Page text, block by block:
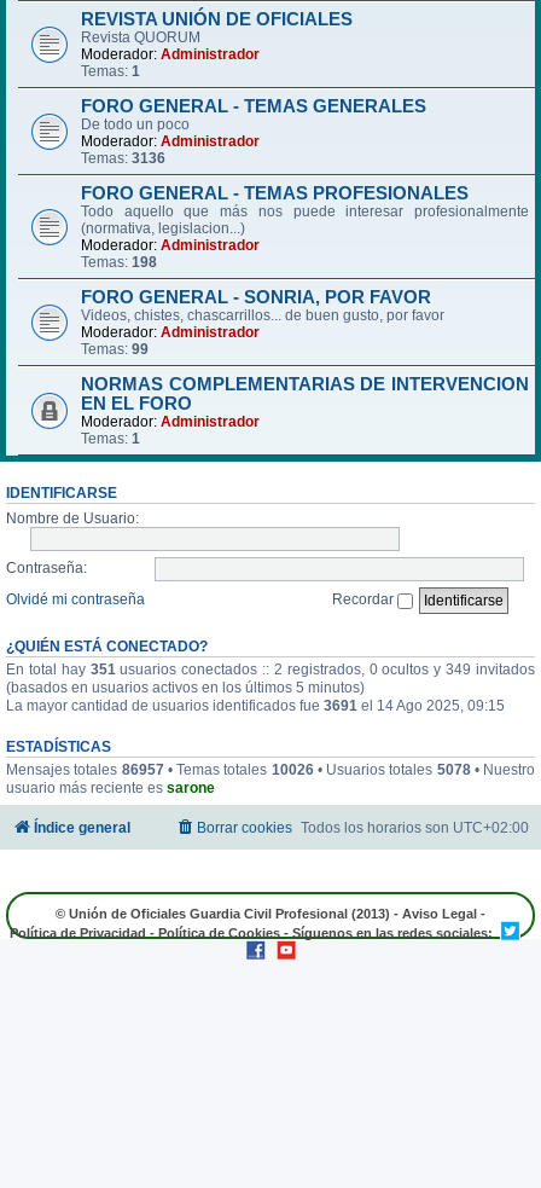
REVISTA UNIÓN DE OFICIALES
Revista QUORUM
Moderador: Administrador
Temas: 1
FORO GENERAL - TEMAS GENERALES
De todo un poco
Moderador: Administrador
Temas: 3136
FORO GENERAL - TEMAS PROFESIONALES
Todo aquello que más nos puede interesar profesionalmente
(normativa, legislacion...)
Moderador: Administrador
Temas: 198
FORO GENERAL - SONRIA, POR FAVOR
Videos, chistes, chascarrillos... de buen gusto, por favor
Moderador: Administrador
Temas: 99
NORMAS COMPLEMENTARIAS DE INTERVENCION
EN EL FORO
Moderador: Administrador
Temas: 1
IDENTIFICARSE
Nombre de Usuario:
Contraseña:
Olvidé mi contraseña
Recordar
¿QUIÉN ESTÁ CONECTADO?
En total hay 351 usuarios conectados :: 2 registrados, 0 ocultos y 349 invitados
(basados en usuarios activos en los últimos 5 minutos)
La mayor cantidad de usuarios identificados fue 3691 el 14 Ago 2025, 09:15
ESTADÍSTICAS
Mensajes totales 86957• Temas totales 10026• Usuarios totales 5078• Nuestro
usuario más reciente es sarone
Índice general Todos los horarios son UTC+02:00
Borrar cookies
© Unión de Oficiales Guardia Civil Profesional (2013) - Aviso Legal -
Política de Privacidad - Política de Cookies - Síguenos en las redes sociales: